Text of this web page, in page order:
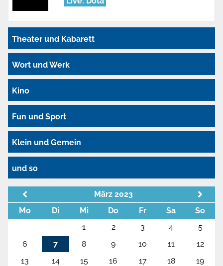
Theater und Kabarett
Wort und Werk
Kino
Fun und Sport
Klein und Gemein
und so
März 2023
Mo
Di Mi Do Fr Sa
So
1
2 3 4
5
6
7 8 9 10 11
12
13
14 15 16 17 18
19